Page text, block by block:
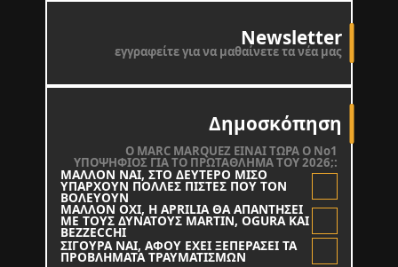
Newsletter
εγγραφείτε για να μαθαίνετε τα νέα μας
Δημοσκόπηση
O MARC MARQUEZ ΕΙΝΑΙ ΤΩΡΑ Ο Νο1
ΥΠΟΨΗΦΙΟΣ ΓΙΑ ΤΟ ΠΡΩΤΑΘΛΗΜΑ ΤΟΥ 2026;:
ΜΑΛΛΟΝ ΝΑΙ, ΣΤΟ ΔΕΥΤΕΡΟ ΜΙΣΟ
ΥΠΑΡΧΟΥΝ ΠΟΛΛΕΣ ΠΙΣΤΕΣ ΠΟΥ ΤΟΝ
ΒΟΛΕΥΟΥΝ
ΜΑΛΛΟΝ ΟΧΙ, Η APRILIA ΘΑ ΑΠΑΝΤΗΣΕΙ
ΜΕ ΤΟΥΣ ΔΥΝΑΤΟΥΣ MARTIN, OGURA KAI
BEZZECCHI
ΣΙΓΟΥΡΑ ΝΑΙ, ΑΦΟΥ ΕΧΕΙ ΞΕΠΕΡΑΣΕΙ ΤΑ
ΠΡΟΒΛΗΜΑΤΑ ΤΡΑΥΜΑΤΙΣΜΩΝ